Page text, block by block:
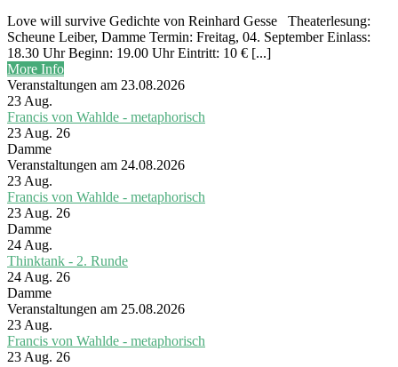
Love will survive Gedichte von Reinhard Gesse Theaterlesung:
Scheune Leiber, Damme Termin: Freitag, 04. September Einlass:
18.30 Uhr Beginn: 19.00 Uhr Eintritt: 10 € [...]
More Info
Veranstaltungen am 23.08.2026
23Aug.
Francis von Wahlde - metaphorisch
23 Aug. 26
Damme
Veranstaltungen am 24.08.2026
23Aug.
Francis von Wahlde - metaphorisch
23 Aug. 26
Damme
24Aug.
Thinktank - 2. Runde
24 Aug. 26
Damme
Veranstaltungen am 25.08.2026
23Aug.
Francis von Wahlde - metaphorisch
23 Aug. 26